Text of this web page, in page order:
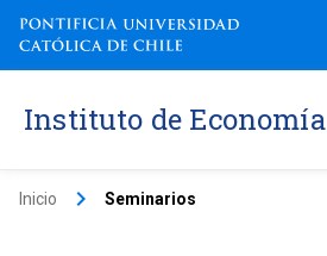
Instituto de Economía
Inicio keyboard_arrow_right Seminarios